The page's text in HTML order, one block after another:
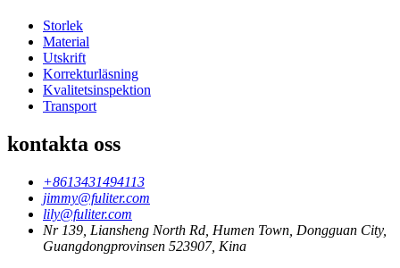
Storlek
Material
Utskrift
Korrekturläsning
Kvalitetsinspektion
Transport
kontakta oss
+8613431494113
jimmy@fuliter.com
lily@fuliter.com
Nr 139, Liansheng North Rd, Humen Town, Dongguan City,
Guangdongprovinsen 523907, Kina